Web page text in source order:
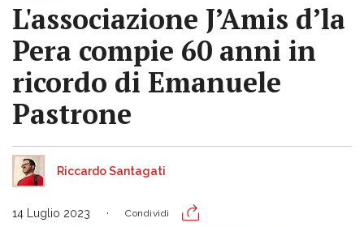
L'associazione J’Amis d’la
Pera compie 60 anni in
ricordo di Emanuele
Pastrone
Riccardo Santagati
14 Luglio 2023 Condividi